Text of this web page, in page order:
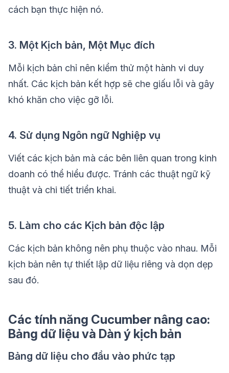
cách bạn thực hiện nó.
3. Một Kịch bản, Một Mục đích
Mỗi kịch bản chỉ nên kiểm thử một hành vi duy
nhất. Các kịch bản kết hợp sẽ che giấu lỗi và gây
khó khăn cho việc gỡ lỗi.
4. Sử dụng Ngôn ngữ Nghiệp vụ
Viết các kịch bản mà các bên liên quan trong kinh
doanh có thể hiểu được. Tránh các thuật ngữ kỹ
thuật và chi tiết triển khai.
5. Làm cho các Kịch bản độc lập
Các kịch bản không nên phụ thuộc vào nhau. Mỗi
kịch bản nên tự thiết lập dữ liệu riêng và dọn dẹp
sau đó.
Các tính năng Cucumber nâng cao:
Bảng dữ liệu và Dàn ý kịch bản
Bảng dữ liệu cho đầu vào phức tạp